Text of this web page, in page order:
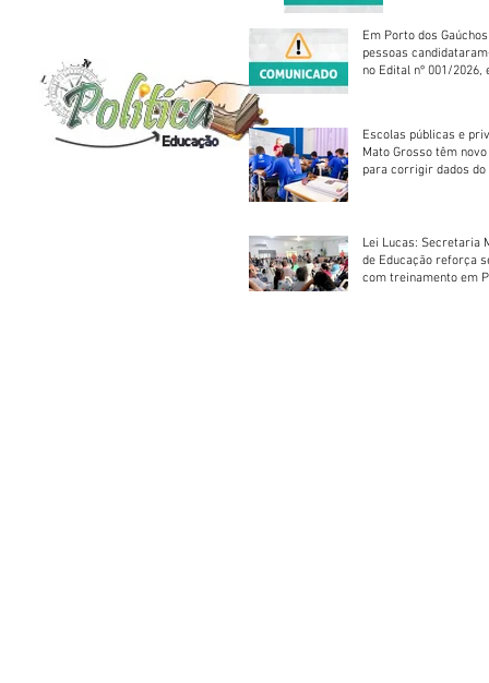
Em Porto dos
pessoas
no Edital nº 001/2026,
Escolas públicas e
Mato Grosso têm
para corrigir dados do
Lei Lucas: Secretaria
de Educação reforça
com treinamento em